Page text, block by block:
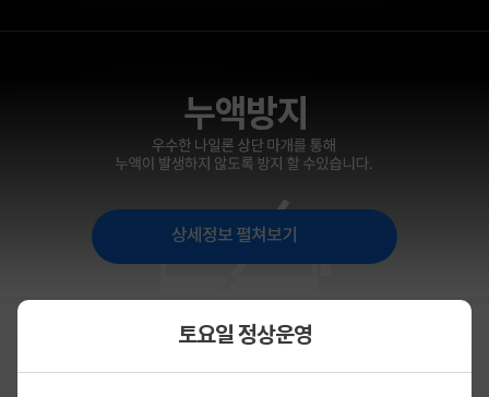
토요일 정상운영
상세정보 펼쳐보기